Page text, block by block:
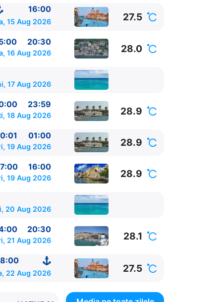
16:00
15 Aug 2026 27.5
20:30
16 Aug 2026 28.0
17 Aug 2026
23:59
18 Aug 2026 28.9
01:00
19 Aug 2026 28.9
16:00
19 Aug 2026 28.9
20 Aug 2026
20:30
21 Aug 2026 28.1
22 Aug 2026 27.5